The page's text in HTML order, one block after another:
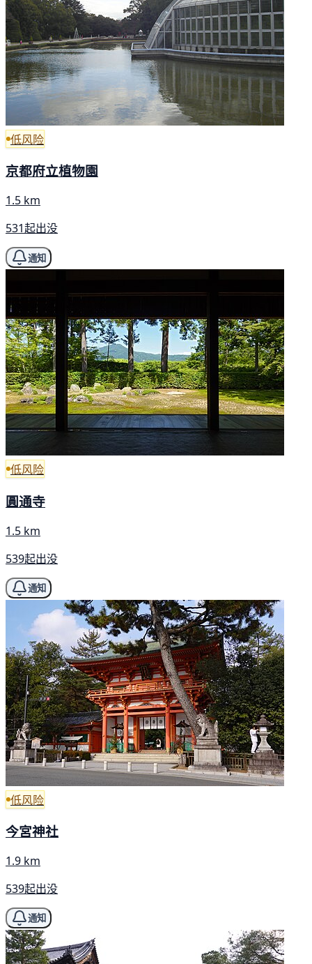
低风险
京都府立植物園
1.5 km
531起出没
通知
低风险
圓通寺
1.5 km
539起出没
通知
低风险
今宮神社
1.9 km
539起出没
通知